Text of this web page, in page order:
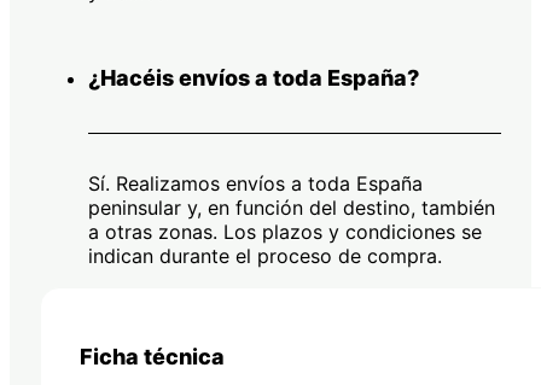
¿Hacéis envíos a toda España?
Sí. Realizamos envíos a toda España
peninsular y, en función del destino, también
a otras zonas. Los plazos y condiciones se
indican durante el proceso de compra.
Ficha técnica